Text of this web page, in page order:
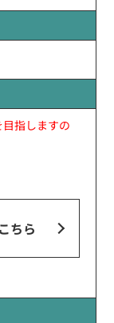
指しますの
ちら